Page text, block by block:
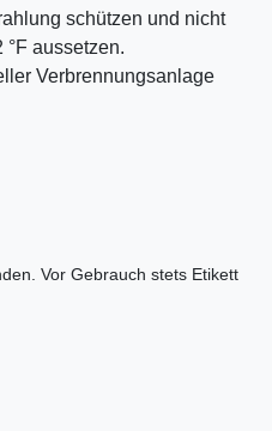
schützen und nicht
°F aussetzen.
Verbrennungsanlage
Vor Gebrauch stets Etikett